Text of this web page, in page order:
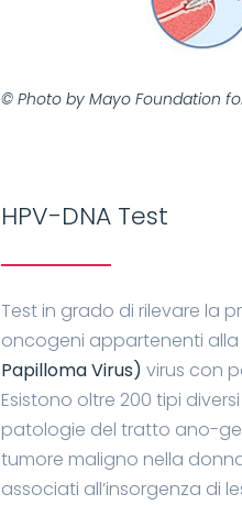
© Photo by Mayo Foundation
HPV-DNA Test
Test in grado di rilevare la
oncogeni appartenenti
Papilloma Virus) virus con
Esistono oltre 200 tipi
patologie del tratto ano-
tumore maligno nella
associati all’insorgenza di